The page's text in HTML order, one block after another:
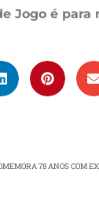
Jogo é para
78 ANOS COM